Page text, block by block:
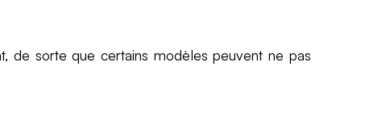
de sorte que certains modèles peuvent ne pas